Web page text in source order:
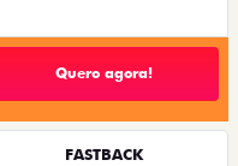
Quero agora!
FASTBACK